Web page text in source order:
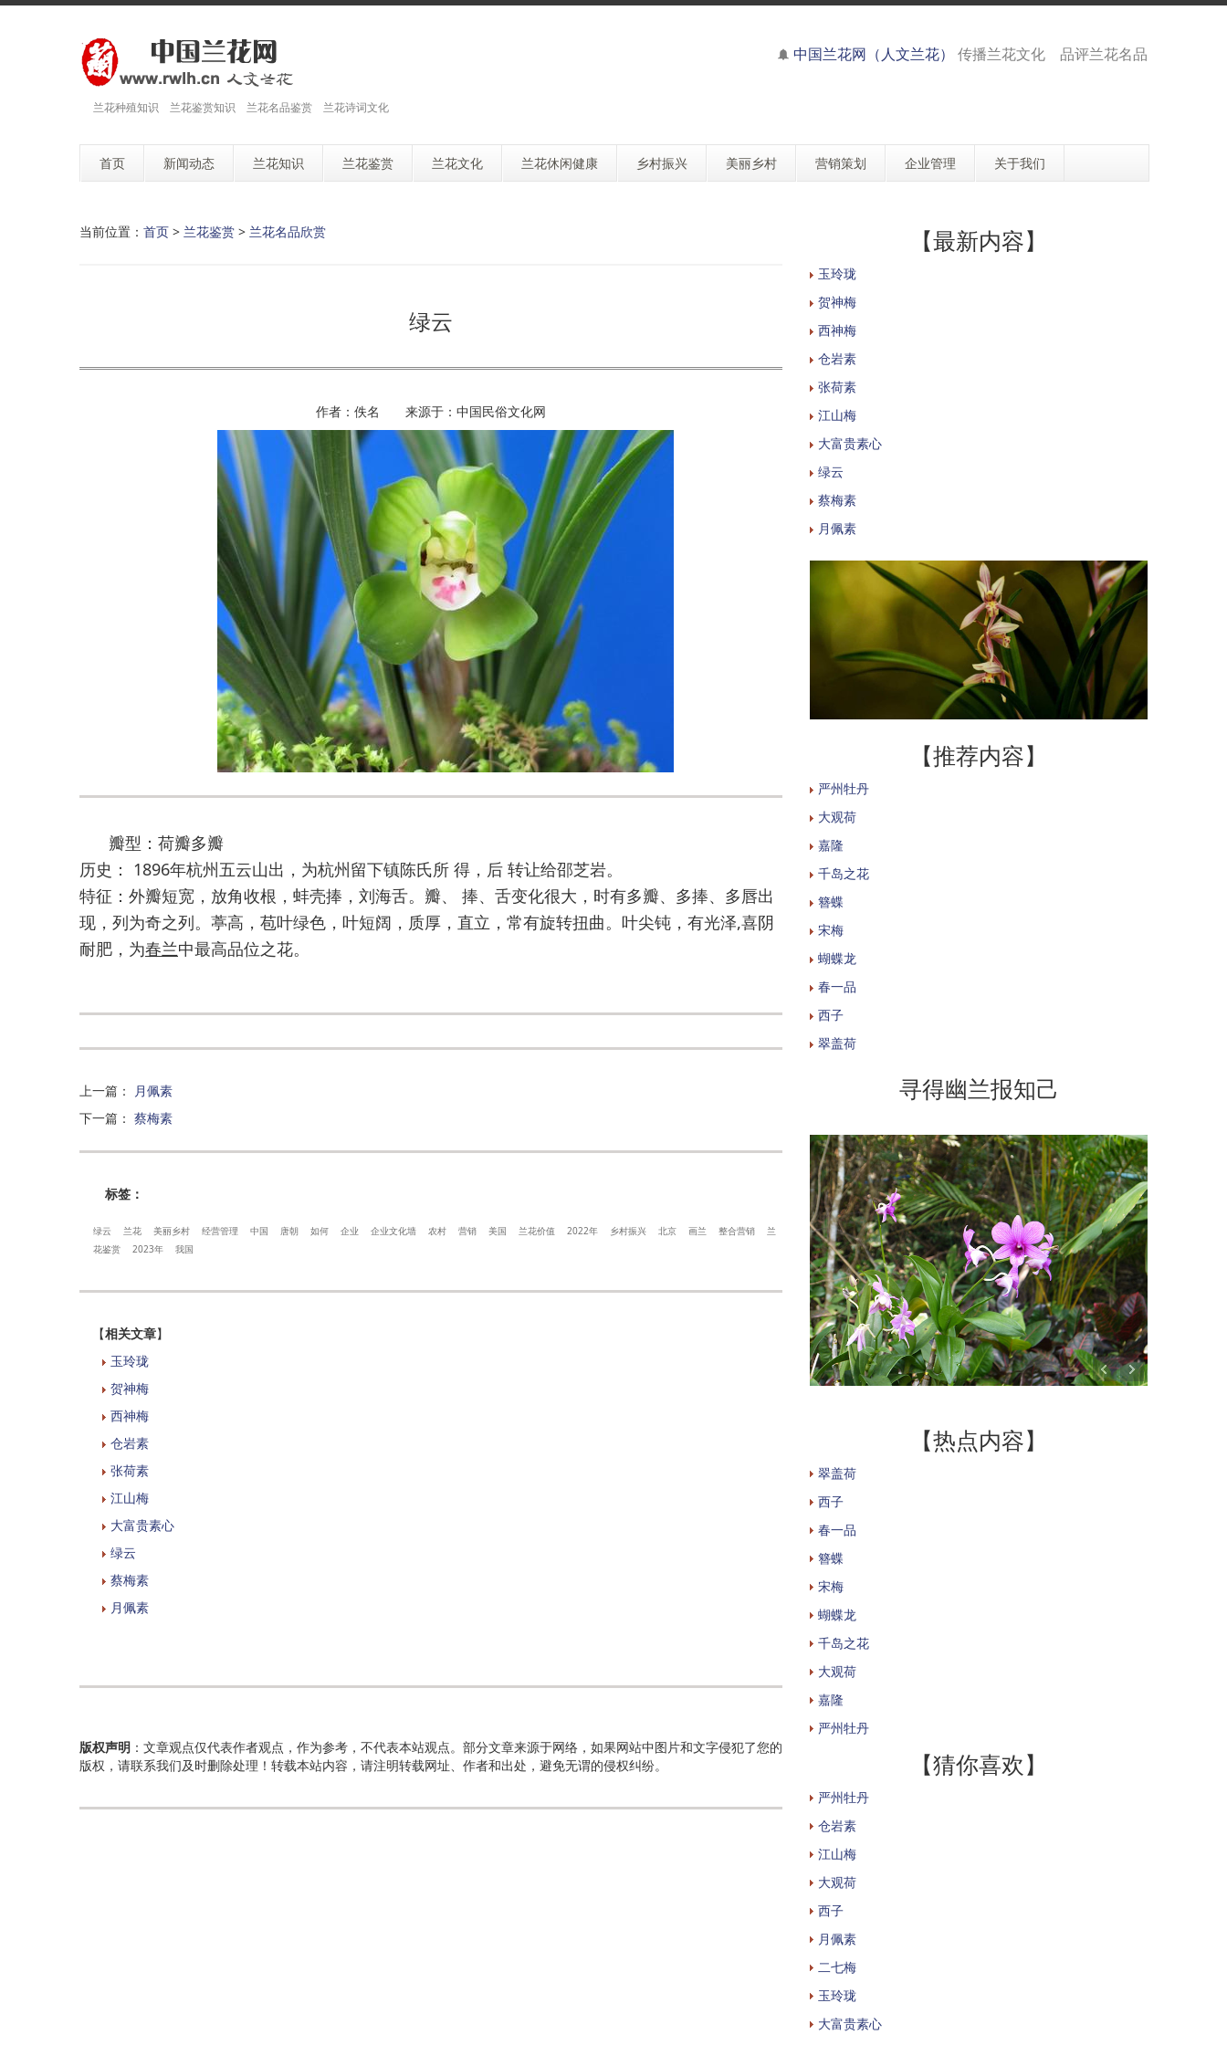
兰花种殖知识 兰花鉴赏知识 兰花名品鉴赏 兰花诗词文化
中国兰花网（人文兰花） 传播兰花文化 品评兰花名品
首页 新闻动态 兰花知识 兰花鉴赏 兰花文化 兰花休闲健康 乡村振兴 美丽乡村 营销策划 企业管理 关于我们
当前位置： 首页 > 兰花鉴赏 > 兰花名品欣赏
绿云
作者：佚名 来源于：中国民俗文化网
瓣型：荷瓣多瓣
历史： 1896年杭州五云山出，为杭州留下镇陈氏所 得，后 转让给邵芝岩。
特征：外瓣短宽，放角收根，蚌壳捧，刘海舌。瓣、 捧、舌变化很大，时有多瓣、多捧、多唇出
现，列为奇之列。葶高，苞叶绿色，叶短阔，质厚，直立，常有旋转扭曲。叶尖钝，有光泽,喜阴
耐肥，为春兰中最高品位之花。
上一篇 ：
月佩素
下一篇 ： 蔡梅素
标签：
绿云 兰花 美丽乡村 经营管理 中国 唐朝 如何 企业 企业文化墙 农村 营销 美国 兰花价值 2022年 乡村振兴 北京 画兰 整合营销
兰
花鉴赏
2023年 我国
【相关文章】
玉玲珑
贺神梅
西神梅
仓岩素
张荷素
江山梅
大富贵素心
绿云
蔡梅素
月佩素
版权声明 ：文章观点仅代表作者观点，作为参考，不代表本站观点。部分文章来源于网络，如果网站中图片和文字侵犯了您的
版权，请联系我们及时删除处理！转载本站内容，请注明转载网址、作者和出处，避免无谓的侵权纠纷。
【最新内容】
玉玲珑
贺神梅
西神梅
仓岩素
张荷素
江山梅
大富贵素心
绿云
蔡梅素
月佩素
【推荐内容】
严州牡丹
大观荷
嘉隆
千岛之花
簪蝶
宋梅
蝴蝶龙
春一品
西子
翠盖荷
寻得幽兰报知己
【热点内容】
翠盖荷
西子
春一品
簪蝶
宋梅
蝴蝶龙
千岛之花
大观荷
嘉隆
严州牡丹
【猜你喜欢】
严州牡丹
仓岩素
江山梅
大观荷
西子
月佩素
二七梅
玉玲珑
大富贵素心